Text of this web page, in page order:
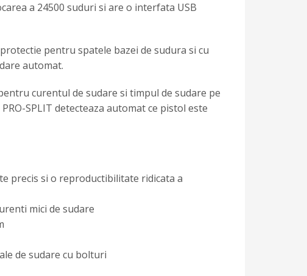
a 24500 suduri si are o interfata USB
pentru spatele bazei de sudura si cu
automat.
curentul de sudare si timpul de sudare pe
SPLIT detecteaza automat ce pistol este
precis si o reproductibilitate ridicata a
mici de sudare
de sudare cu bolturi